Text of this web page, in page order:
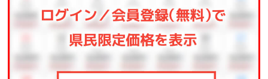
スポーツや知育ゲームなどが遊び放題♪大人も子供も
一緒に体を動かしてリフレッシュ！
◆バギー
4歳からご利用可能です。家族・友人と森の中を駆け抜